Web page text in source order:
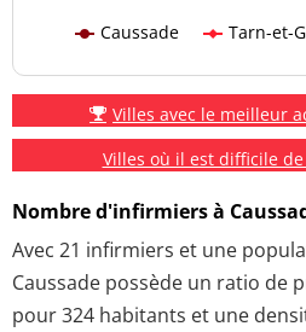
Caussade Tarn-et-
Villes avec le meilleur
Villes où il est difficile
Nombre d'infirmiers à
Avec 21 infirmiers et une
Caussade possède un ratio de
pour 324 habitants et une